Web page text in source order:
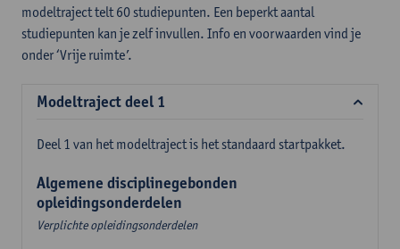
modeltraject telt 60 studiepunten. Een beperkt aantal
studiepunten kan je zelf invullen. Info en voorwaarden vind je
onder ‘Vrije ruimte’.
Modeltraject deel 1
Deel 1 van het modeltraject is het standaard startpakket.
Algemene disciplinegebonden
opleidingsonderdelen
Verplichte opleidingsonderdelen